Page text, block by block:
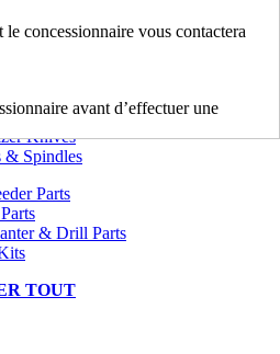
le concessionnaire vous contactera
avant d’effectuer une
Knives
& Spindles
Parts
& Drill Parts
TOUT